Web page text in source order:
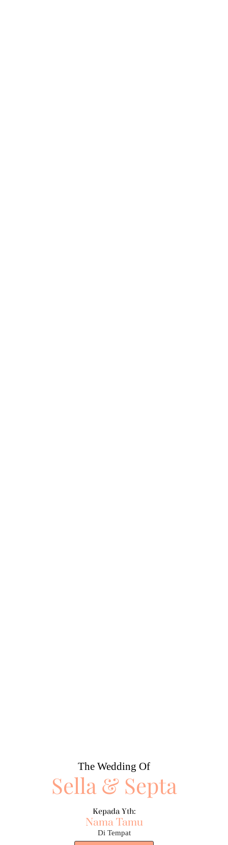
The Wedding Of
Sella & Septa
Kepada Yth:
Nama Tamu
Di Tempat